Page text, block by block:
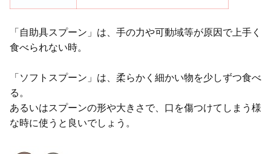
「自助具スプーン」は、手の力や可動域等が原因で上手く
食べられない時。
「ソフトスプーン」は、柔らかく細かい物を少しずつ食べ
る。
あるいはスプーンの形や大きさで、口を傷つけてしまう様
な時に使うと良いでしょう。